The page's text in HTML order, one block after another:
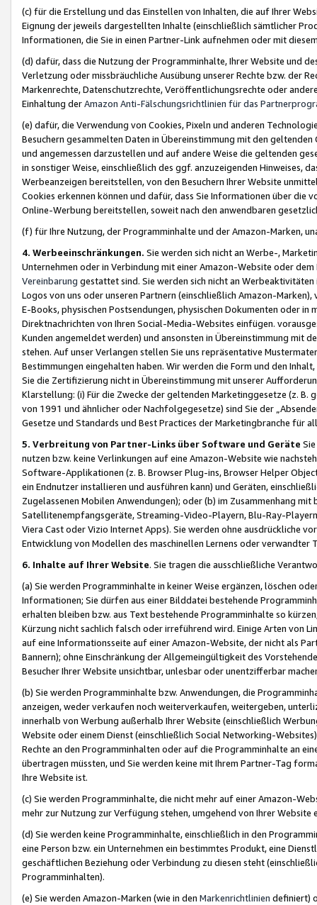
(c) für die Erstellung und das Einstellen von Inhalten, die auf Ihrer
Eignung der jeweils dargestellten Inhalte (einschließlich sämtlicher
Informationen, die Sie in einen Partner-Link aufnehmen oder mit
(d) dafür, dass die Nutzung der Programminhalte, Ihrer Website und
Verletzung oder missbräuchliche Ausübung unserer Rechte bzw. der
Markenrechte, Datenschutzrechte, Veröffentlichungsrechte oder
Einhaltung derAmazon Anti-Fälschungsrichtlinien für das
(e) dafür, die Verwendung von Cookies, Pixeln und anderen
Besuchern gesammelten Daten in Übereinstimmung mit den
und angemessen darzustellen und auf andere Weise die geltenden
in sonstiger Weise, einschließlich des ggf. anzuzeigenden Hinweises,
Werbeanzeigen bereitstellen, von den Besuchern Ihrer Website
Cookies erkennen können und dafür, dass Sie Informationen über die
Online-Werbung bereitstellen, soweit nach den anwendbaren
(f) für Ihre Nutzung, der Programminhalte und der Amazon-Marken,
4. Werbeeinschränkungen. Sie werden sich nicht an Werbe-,
Unternehmen oder in Verbindung mit einer Amazon-Website oder
Vereinbarung gestattet sind. Sie werden sich nicht an
Logos von uns oder unseren Partnern (einschließlich Amazon-
E-Books, physischen Postsendungen, physischen Dokumenten oder in
Direktnachrichten von Ihren Social-Media-Websites einfügen.
Kunden angemeldet werden) und ansonsten in Übereinstimmung mit
stehen. Auf unser Verlangen stellen Sie uns repräsentative
Bestimmungen eingehalten haben. Wir werden die Form und den
Sie die Zertifizierung nicht in Übereinstimmung mit unserer
Klarstellung: (i) Für die Zwecke der geltenden Marketinggesetze (z. B.
von 1991 und ähnlicher oder Nachfolgegesetze) sind Sie der
Gesetze und Standards und Best Practices der Marketingbranche für
5. Verbreitung von Partner-Links über Software und Geräte
nutzen bzw. keine Verlinkungen auf eine Amazon-Website wie
Software-Applikationen (z. B. Browser Plug-ins, Browser Helper
ein Endnutzer installieren und ausführen kann) und Geräten,
Zugelassenen Mobilen Anwendungen); oder (b) im Zusammenhang
Satellitenempfangsgeräte, Streaming-Video-Playern, Blu-Ray-
Viera Cast oder Vizio Internet Apps). Sie werden ohne ausdrückliche
Entwicklung von Modellen des maschinellen Lernens oder
6. Inhalte auf Ihrer Website. Sie tragen die ausschließliche
(a) Sie werden Programminhalte in keiner Weise ergänzen, löschen
Informationen; Sie dürfen aus einer Bilddatei bestehende
erhalten bleiben bzw. aus Text bestehende Programminhalte so
Kürzung nicht sachlich falsch oder irreführend wird. Einige Arten von
auf eine Informationsseite auf einer Amazon-Website, der nicht als
Bannern); ohne Einschränkung der Allgemeingültigkeit des
Besucher Ihrer Website unsichtbar, unlesbar oder unentzifferbar
(b) Sie werden Programminhalte bzw. Anwendungen, die
anzeigen, weder verkaufen noch weiterverkaufen, weitergeben,
innerhalb von Werbung außerhalb Ihrer Website (einschließlich
Website oder einem Dienst (einschließlich Social Networking-
Rechte an den Programminhalten oder auf die Programminhalte an
übertragen müssten, und Sie werden keine mit Ihrem Partner-Tag
Ihre Website ist.
(c) Sie werden Programminhalte, die nicht mehr auf einer Amazon-
mehr zur Nutzung zur Verfügung stehen, umgehend von Ihrer
(d) Sie werden keine Programminhalte, einschließlich in den
eine Person bzw. ein Unternehmen ein bestimmtes Produkt, eine
geschäftlichen Beziehung oder Verbindung zu diesen steht
Programminhalten).
(e) Sie werden Amazon-Marken (wie in den Markenrichtlinien definiert)